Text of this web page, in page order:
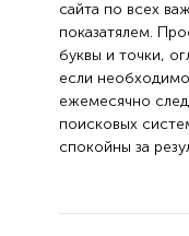
сайта по всех
показатялем.
буквы и точки,
если
ежемесячно
поисковых
спокойны за